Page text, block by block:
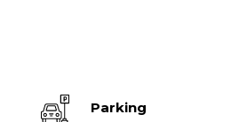
Parking